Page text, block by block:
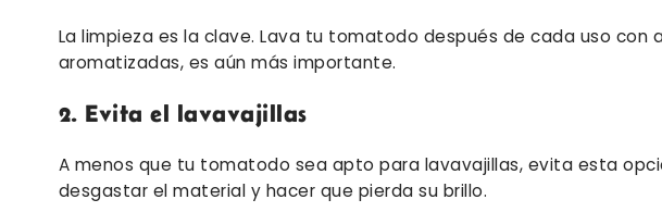
La limpieza es la clave. Lava tu tomatodo después de cada uso con
aromatizadas, es aún más importante.
2. Evita el lavavajillas
A menos que tu tomatodo sea apto para lavavajillas, evita esta
desgastar el material y hacer que pierda su brillo.